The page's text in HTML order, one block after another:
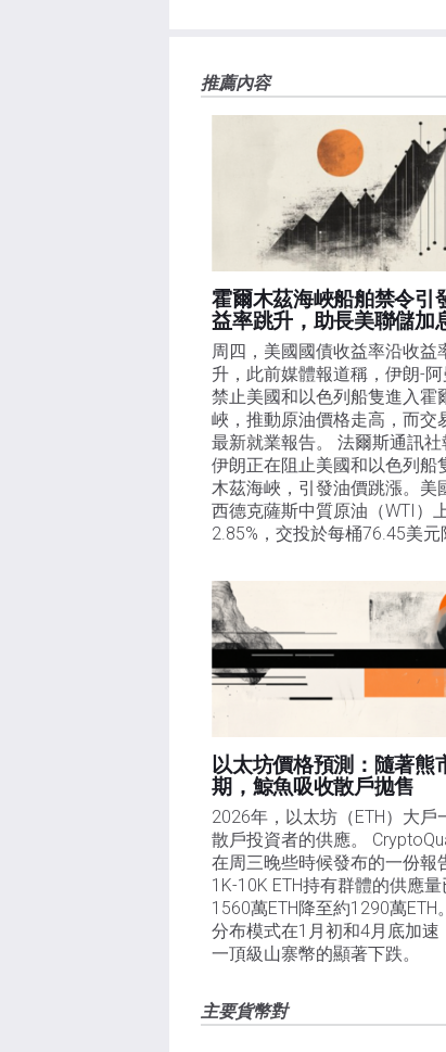
FXStreet和作者不提供個性化的建議。作者
失，傷害或損害由此資訊及其顯示或使用引
推薦內容
霍爾木茲海峽船舶禁令引
益率跳升，助長美聯儲加
周四，美國國債收益率沿收益
升，此前媒體報道稱，伊朗-
禁止美國和以色列船隻進入霍
峽，推動原油價格走高，而交
最新就業報告。 法爾斯通訊社
伊朗正在阻止美國和以色列船
木茲海峽，引發油價跳漲。美
西德克薩斯中質原油（WTI）
2.85%，交投於每桶76.45美元
以太坊價格預測：隨著熊
期，鯨魚吸收散戶拋售​
2026年，以太坊（ETH）大戶
散戶投資者的供應。
在周三晚些時候發布的一份報
1K-10K ETH持有群體的供應
1560萬ETH降至約1290萬ETH
分布模式在1月初和4月底加速
一頂級山寨幣的顯著下跌。
主要貨幣對